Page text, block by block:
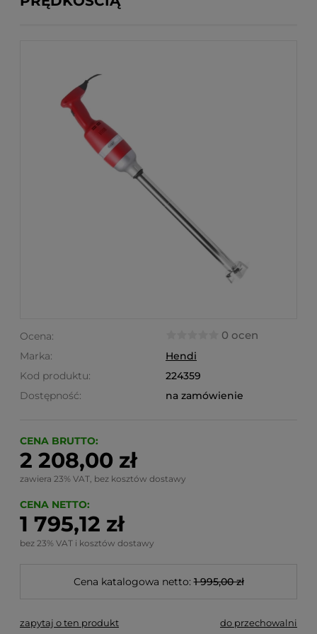
Ocena: 0 ocen
Marka:
Hendi
Kod produktu:
224359
Dostępność:
na zamówienie
CENA BRUTTO:
2 208,00 zł
zawiera 23% VAT, bez kosztów dostawy
CENA NETTO:
1 795,12 zł
bez 23% VAT i kosztów dostawy
Cena katalogowa netto: 1 995,00 zł
zapytaj o ten produkt do przechowalni